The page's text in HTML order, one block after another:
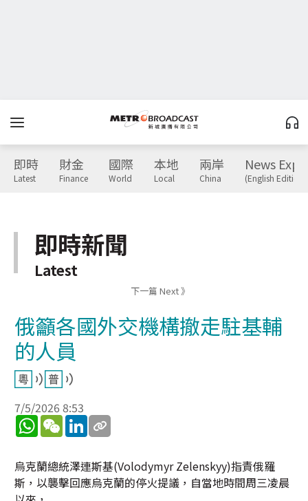
即時
Latest
財金
Finance
國際
World
本地
Local
兩岸
China
News
(English Edition)
即時新聞
Latest
下一篇 Next 》
俄籲各國外交機構撤走駐基輔
的人員
7/5/2026 8:53
WhatsApp
WeChatLinkedIn
烏克蘭總統澤連斯基(Volodymyr Zelenskyy)指責俄羅
斯，以襲擊回應烏克蘭的停火提議，自當地時間周三凌晨